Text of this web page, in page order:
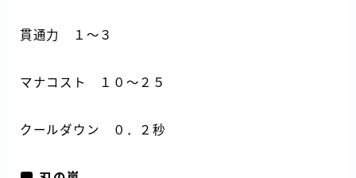
貫通力 １～３
マナコスト １０～２５
クールダウン ０．２秒